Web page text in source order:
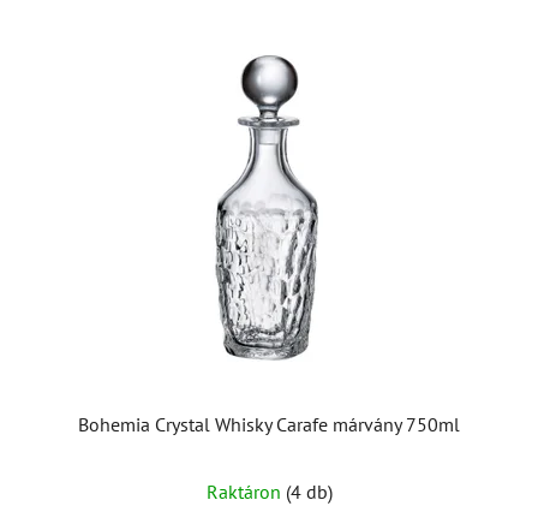
Bohemia Crystal Whisky Carafe márvány 750ml
Raktáron (4 db)